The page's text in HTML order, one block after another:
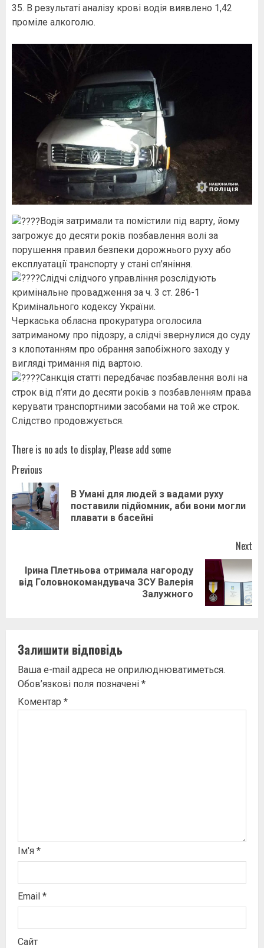
35. В результаті аналізу крові водія виявлено 1,42
проміле алкоголю.
Водія затримали та помістили під варту, йому
загрожує до десяти років позбавлення волі за
порушення правил безпеки дорожнього руху або
експлуатації транспорту у стані сп’яніння.
Слідчі слідчого управління розслідують
кримінальне провадження за ч. 3 ст. 286-1
Кримінального кодексу України.
Черкаська обласна прокуратура оголосила
затриманому про підозру, а слідчі звернулися до суду
з клопотанням про обрання запобіжного заходу у
вигляді тримання під вартою.
Санкція статті передбачає позбавлення волі на
строк від п’яти до десяти років з позбавленням права
керувати транспортними засобами на той же строк.
Слідство продовжується.
There is no ads to display, Please add some
Post
navigation
Previous
В Умані для людей з вадами руху
поставили підйомник, аби вони могли
плавати в басейні
Next
Next
Ірина Плетньова отримала нагороду
від Головнокомандувача ЗСУ Валерія
Залужного
Залишити відповідь
Ваша e-mail адреса не оприлюднюватиметься.
Обов’язкові поля позначені *
Коментар *
Ім'я *
Email *
Сайт